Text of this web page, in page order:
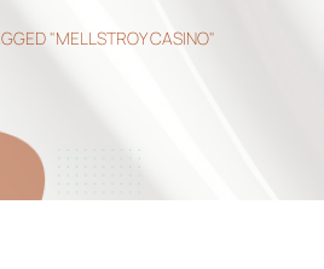
"MELLSTROY CASINO"